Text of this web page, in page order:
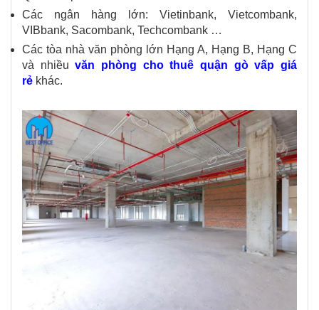
Các ngân hàng lớn: Vietinbank, Vietcombank,
VIBbank, Sacombank, Techcombank …
Các tòa nhà văn phòng lớn Hạng A, Hạng B, Hạng C
và nhiềuvăn phòng cho thuê quận gò vấp giá
rẻ khác.